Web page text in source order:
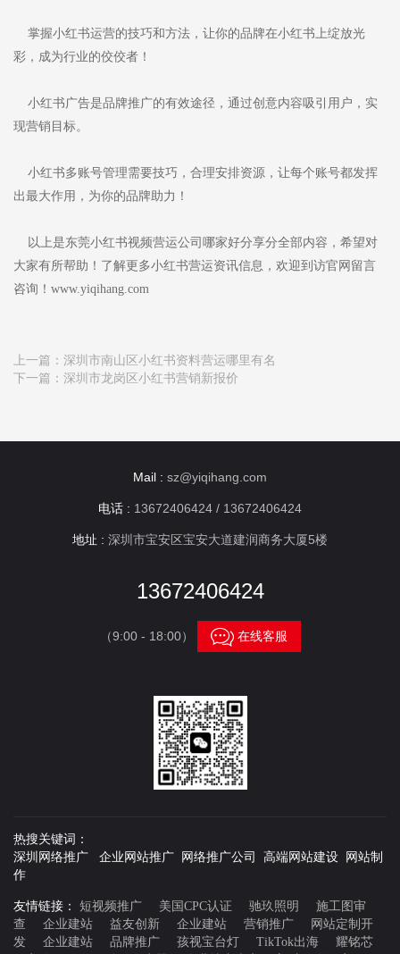
掌握小红书运营的技巧和方法，让你的品牌在小红书上绽放光
彩，成为行业的佼佼者！
小红书广告是品牌推广的有效途径，通过创意内容吸引用户，实
现营销目标。
小红书多账号管理需要技巧，合理安排资源，让每个账号都发挥
出最大作用，为你的品牌助力！
以上是东莞小红书视频营运公司哪家好分享分全部内容，希望对
大家有所帮助！了解更多小红书营运资讯信息，欢迎到访官网留言
咨询！www.yiqihang.com
上一篇： 深圳市南山区小红书资料营运哪里有名
下一篇： 深圳市龙岗区小红书营销新报价
Mail : sz@yiqihang.com
电话 : 13672406424 / 13672406424
地址 : 深圳市宝安区宝安大道建润商务大厦5楼
13672406424
（9:00 - 18:00） 在线客服
热搜关键词：
深圳网络推广 企业网站推广 网络推广公司 高端网站建设 网站制
作
友情链接： 短视频推广 美国CPC认证 驰玖照明
施工图审
查
企业建站 益友创新 企业建站 营销推广
网站定制开
发
企业建站 品牌推广 孩视宝台灯 TikTok出海
耀铭芯